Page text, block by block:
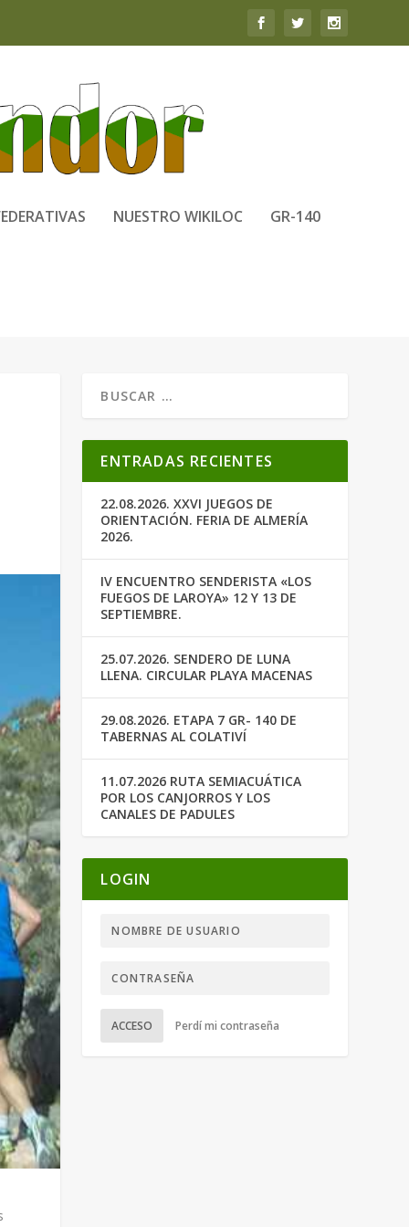
NUESTRO WIKILOC GR-140
ENTRADAS RECIENTES
22.08.2026. XXVI JUEGOS DE
ORIENTACIÓN. FERIA DE ALMERÍA
2026.
IV ENCUENTRO SENDERISTA «LOS
FUEGOS DE LAROYA» 12 Y 13 DE
SEPTIEMBRE.
25.07.2026. SENDERO DE LUNA
LLENA. CIRCULAR PLAYA MACENAS
29.08.2026. ETAPA 7 GR- 140 DE
TABERNAS AL COLATIVÍ
11.07.2026 RUTA SEMIACUÁTICA
POR LOS CANJORROS Y LOS
CANALES DE PADULES
LOGIN
ACCESO Perdí mi contraseña